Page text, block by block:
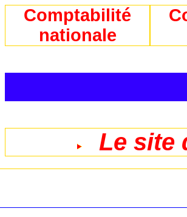
Comptabilité
nationale
Le site